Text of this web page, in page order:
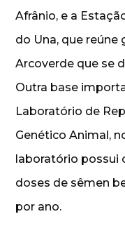
Afrânio, e a
do Una, que reúne
Arcoverde que se
Outra base
Laboratório de
Genético Animal,
laboratório possui
doses de sêmen
por ano.